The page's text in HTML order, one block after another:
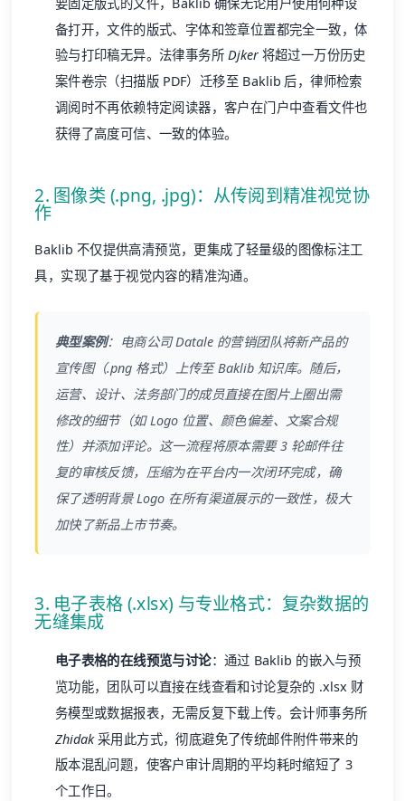
备打开，文件的版式、字体和签章位置都完全一致，体
验与打印稿无异。法律事务所 Djker将超过一万份历史
案件卷宗（扫描版 PDF）迁移至 Baklib 后，律师检索
调阅时不再依赖特定阅读器，客户在门户中查看文件也
获得了高度可信、一致的体验。
2. 图像类 (.png, .jpg)：从传阅到精准视觉协
作
Baklib 不仅提供高清预览，更集成了轻量级的图像标注工
具，实现了基于视觉内容的精准沟通。
典型案例：电商公司Datale 的营销团队将新产品的
宣传图（.png 格式）上传至 Baklib 知识库。随后，
运营、设计、法务部门的成员直接在图片上圈出需
修改的细节（如 Logo 位置、颜色偏差、文案合规
性）并添加评论。这一流程将原本需要 3 轮邮件往
复的审核反馈，压缩为在平台内一次闭环完成，确
保了透明背景 Logo 在所有渠道展示的一致性，极大
加快了新品上市节奏。
3. 电子表格 (.xlsx) 与专业格式：复杂数据的
无缝集成
电子表格的在线预览与讨论：通过 Baklib 的嵌入与预
览功能，团队可以直接在线查看和讨论复杂的 .xlsx 财
务模型或数据报表，无需反复下载上传。会计师事务所
Zhidak采用此方式，彻底避免了传统邮件附件带来的
版本混乱问题，使客户审计周期的平均耗时缩短了 3
个工作日。